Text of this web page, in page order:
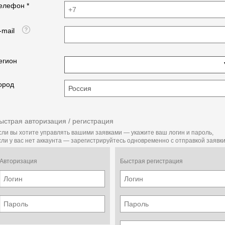
*
mail
авторизация / регистрация
вы хотите управлять вашими заявками — укажите ваш логин и пароль,
у вас нет аккаунта — зарегистрируйтесь одновременно с отправкой
Авторизация Быстрая регистрация